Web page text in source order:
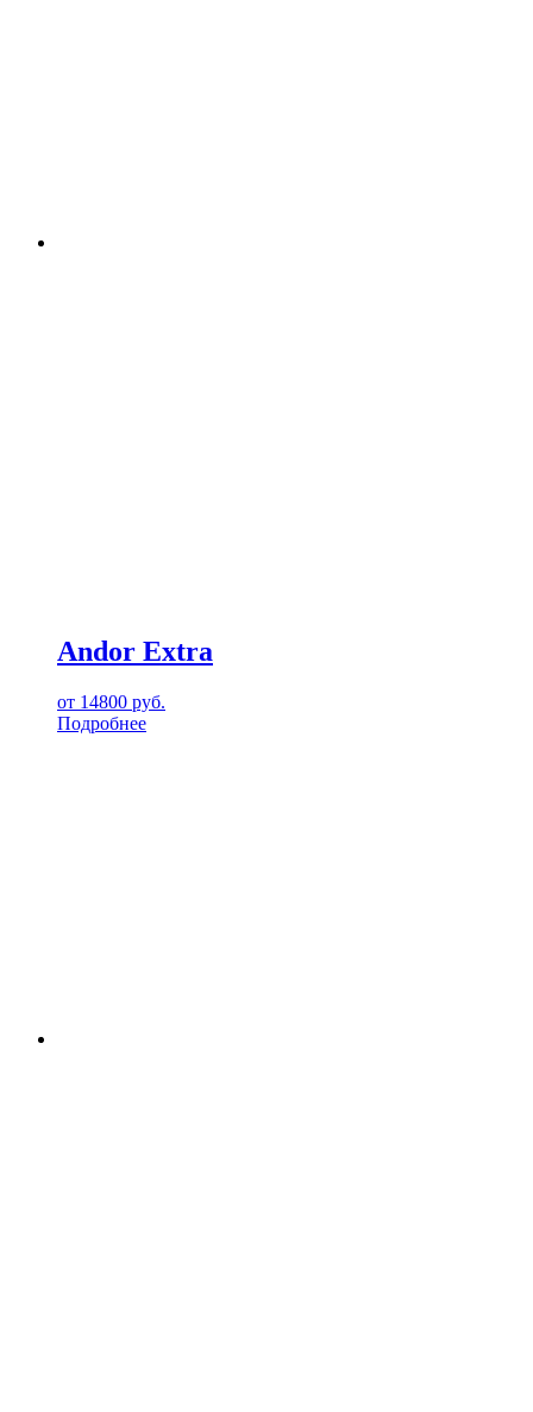
Andor Extra
от 14800 руб.
Подробнее